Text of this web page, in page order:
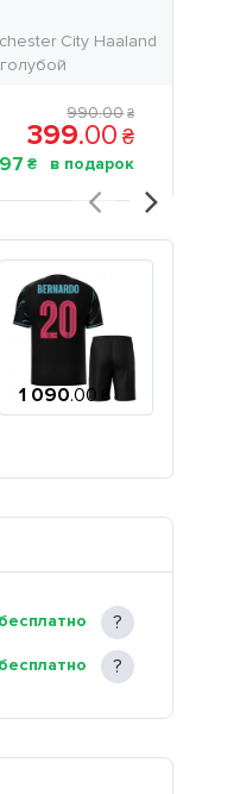
City Haaland
990.00 ₴
399.00 ₴
97 ₴
1 090.00 ₴
бесплатно
бесплатно